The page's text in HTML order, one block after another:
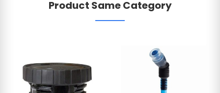
Product Same Category